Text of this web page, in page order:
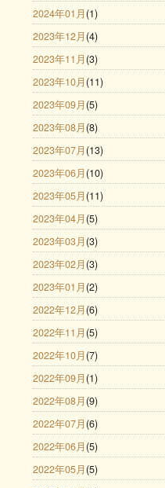
2024年01月 (1)
2023年12月 (4)
2023年11月 (3)
2023年10月 (11)
2023年09月 (5)
2023年08月 (8)
2023年07月 (13)
2023年06月 (10)
2023年05月 (11)
2023年04月 (5)
2023年03月 (3)
2023年02月 (3)
2023年01月 (2)
2022年12月 (6)
2022年11月 (5)
2022年10月 (7)
2022年09月 (1)
2022年08月 (9)
2022年07月 (6)
2022年06月 (5)
2022年05月 (5)